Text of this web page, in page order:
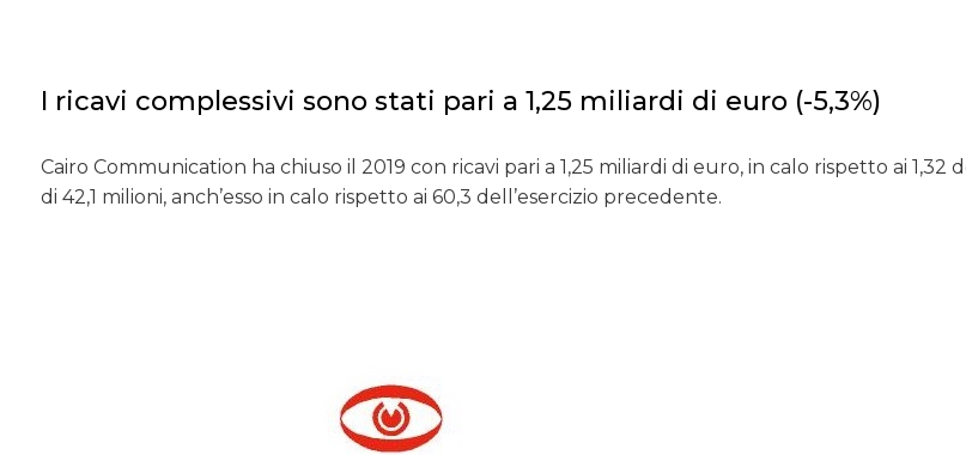
I ricavi complessivi sono stati pari a 1,25 miliardi di euro (-5,3%)
Cairo Communication ha chiuso il 2019 con ricavi pari a 1,25 miliardi di euro, in calo rispetto ai 1,32
di 42,1 milioni, anch’esso in calo rispetto ai 60,3 dell’esercizio precedente.